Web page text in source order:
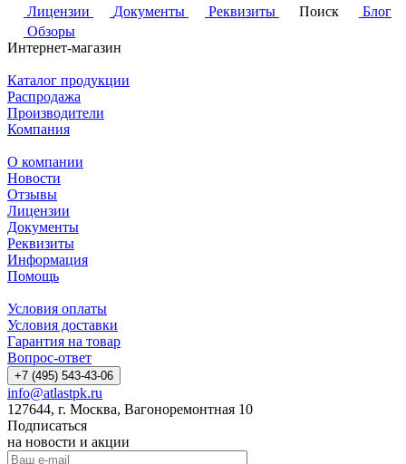
Лицензии
Документы Реквизиты Поиск
Блог
Обзоры
Интернет-магазин
Каталог продукции
Распродажа
Производители
Компания
О компании
Новости
Отзывы
Лицензии
Документы
Реквизиты
Информация
Помощь
Условия оплаты
Условия доставки
Гарантия на товар
Вопрос-ответ
+7 (495) 543-43-06
info@atlastpk.ru
127644, г. Москва, Вагоноремонтная 10
Подписаться
на новости и акции